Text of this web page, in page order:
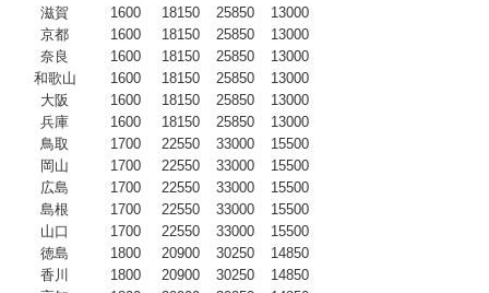
滋賀
1600 18150 25850
13000
京都
1600 18150 25850
13000
奈良
1600 18150 25850
13000
和歌山
1600 18150 25850
13000
大阪
1600 18150 25850
13000
兵庫
1600 18150 25850
13000
鳥取
1700 22550 33000
15500
岡山
1700 22550 33000
15500
広島
1700 22550 33000
15500
島根
1700 22550 33000
15500
山口
1700 22550 33000
15500
徳島
1800 20900 30250
14850
香川
1800 20900 30250
14850